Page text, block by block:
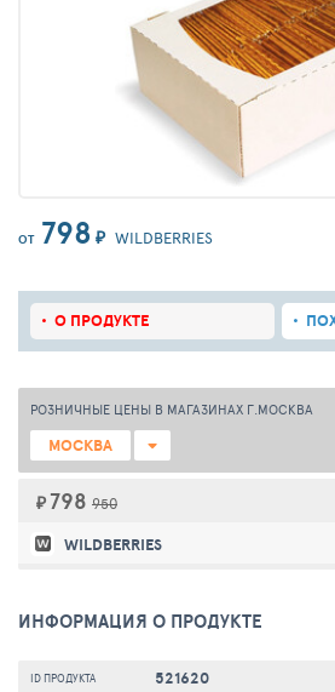
ОТ 798 ₽ WILDBERRIES
О ПРОДУКТЕ
РОЗНИЧНЫЕ ЦЕНЫ В МАГАЗИНАХ Г.МОСКВА
МОСКВА
₽ 798 950
WILDBERRIES
ИНФОРМАЦИЯ О ПРОДУКТЕ
ID ПРОДУКТА 521620